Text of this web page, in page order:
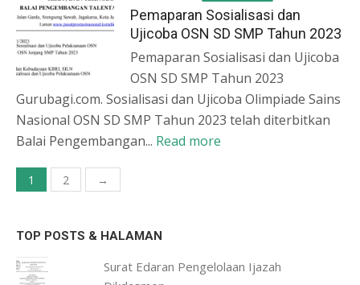
on
Pemaparan Sosialisasi dan
Ujicoba OSN SD SMP Tahun 2023
Pemaparan Sosialisasi dan Ujicoba
OSN SD SMP Tahun 2023
Gurubagi.com. Sosialisasi dan Ujicoba Olimpiade Sains
Nasional OSN SD SMP Tahun 2023 telah diterbitkan
Balai Pengembangan... Read more
Paginasi
1 2 →
TOP POSTS & HALAMAN
Surat Edaran Pengelolaan Ijazah